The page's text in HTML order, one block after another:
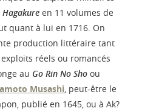
Hagakure en 11 volumes de
quant à lui en 1716. On
production littéraire tant
réels ou romancés
au Go Rin No Sho ou
Musashi, peut-être le
publié en 1645, ou à Ak?